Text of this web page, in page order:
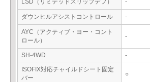
LSD（リミテッドスリップデフ） -
ダウンヒルアシストコントロール -
AYC（アクティブ・ヨー・コント
ロール）
-
SH-4WD
-
ISOFIX対応チャイルドシート固定
バー
○